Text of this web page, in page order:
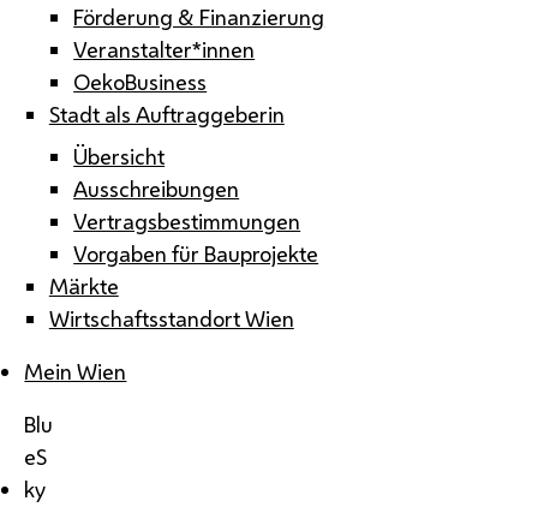
Förderung & Finanzierung
Veranstalter*innen
OekoBusiness
Stadt als Auftraggeberin
Übersicht
Ausschreibungen
Vertragsbestimmungen
Vorgaben für Bauprojekte
Märkte
Wirtschaftsstandort Wien
Mein Wien
Blu
eS
ky